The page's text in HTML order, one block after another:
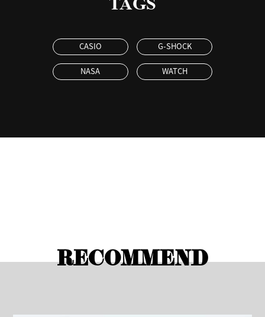
CASIO G-SHOCK
NASA WATCH
RECOMMEND